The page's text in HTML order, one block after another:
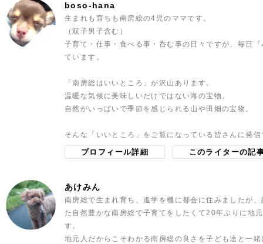
boso-hana
生まれも育ちも南房総の4児のママです。
（双子男子含む）
子育て・仕事・食べる事・呑む事の日々ですが、毎日
ています。
「南房総はいいところ」が沢山あります。
温暖な気候に美味しいだけではない海の宝物。
自然がいっぱいで季節を感じられる山や田畑の宝物。
そんな「いいところ」をご覧になっている皆さんに発
プロフィール詳細 このライターの記
あけみん
南房総で生まれ育ち、進学を機に都会に住みましたが
た自然豊かな南房総で子育てをしたくて20年ぶりに地
す。
地元人だからこそわかる南房総の良さを子ども達と一